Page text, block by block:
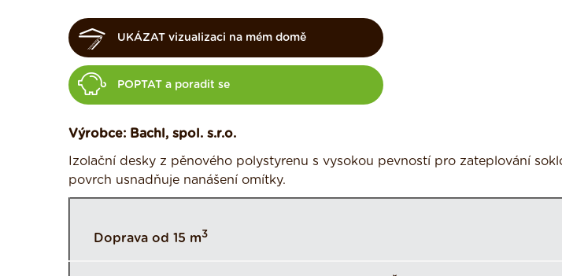
UKÁZAT vizualizaci na mém domě
POPTAT a poradit se
Výrobce: Bachl, spol. s.r.o.
Izolační desky z pěnového polystyrenu s vysokou pevností pro zateplování
povrch usnadňuje nanášení omítky.
Doprava od 15 m3